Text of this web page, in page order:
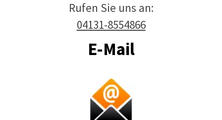
Rufen Sie uns an:
04131-8554866
E-Mail